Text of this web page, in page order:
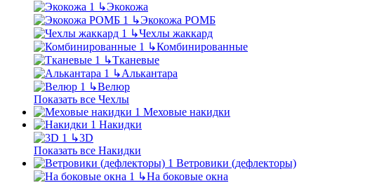
↳Экокожа
↳Экокожа РОМБ
↳Чехлы жаккард
↳Комбинированные
↳Тканевые
↳Алькантара
↳Велюр
Показать все Чехлы
Меховые накидки
Накидки
↳3D
Показать все Накидки
Ветровики (дефлекторы)
↳На боковые окна